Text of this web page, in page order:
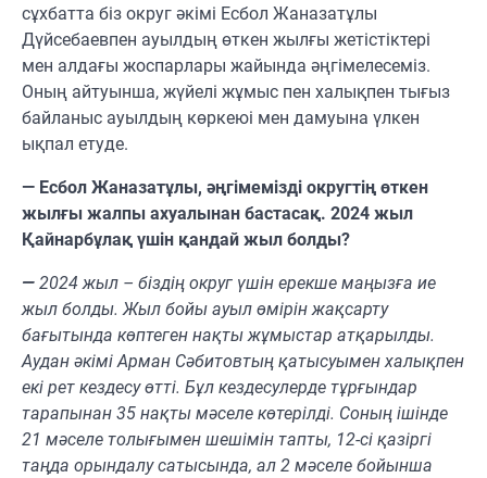
сұхбатта біз округ әкімі Есбол Жаназатұлы
Дүйсебаевпен ауылдың өткен жылғы жетістіктері
мен алдағы жоспарлары жайында әңгімелесеміз.
Оның айтуынша, жүйелі жұмыс пен халықпен тығыз
байланыс ауылдың көркеюі мен дамуына үлкен
ықпал етуде.
— Есбол Жаназатұлы, әңгімемізді округтің өткен
жылғы жалпы ахуалынан бастасақ. 2024 жыл
Қайнарбұлақ үшін қандай жыл болды?
— 2024 жыл – біздің округ үшін ерекше маңызға ие
жыл болды. Жыл бойы ауыл өмірін жақсарту
бағытында көптеген нақты жұмыстар атқарылды.
Аудан әкімі Арман Сәбитовтың қатысуымен халықпен
екі рет кездесу өтті. Бұл кездесулерде тұрғындар
тарапынан 35 нақты мәселе көтерілді. Соның ішінде
21 мәселе толығымен шешімін тапты, 12-сі қазіргі
таңда орындалу сатысында, ал 2 мәселе бойынша